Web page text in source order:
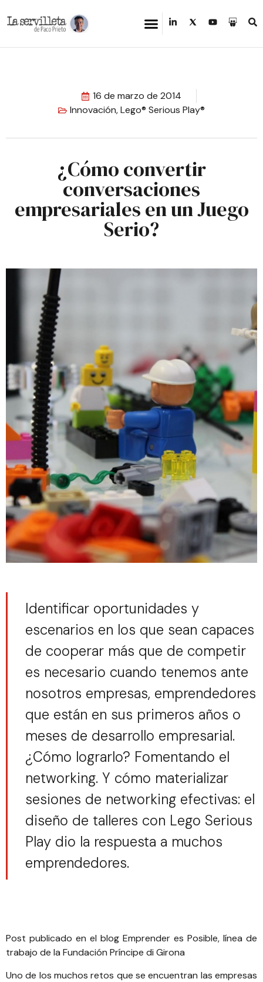
16 de marzo de 2014
Innovación,Lego® Serious Play®
¿Cómo convertir
conversaciones
empresariales en un Juego
Serio?
Identificar oportunidades y
escenarios en los que sean capaces
de cooperar más que de competir
es necesario cuando tenemos ante
nosotros empresas, emprendedores
que están en sus primeros años o
meses de desarrollo empresarial.
¿Cómo lograrlo? Fomentando el
networking. Y cómo materializar
sesiones de networking efectivas: el
diseño de talleres con Lego Serious
Play dio la respuesta a muchos
emprendedores.
Post publicado en el blog Emprender es Posible, línea de
trabajo de la Fundación Príncipe di Girona
Uno de los muchos retos que se encuentran las empresas